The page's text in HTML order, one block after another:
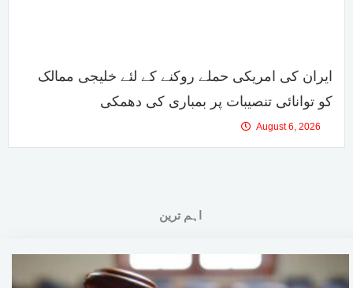
ایران کی امریکی حملے روکنے کے لئے خلیجی ممالک
کو توانائی تنصیبات پر بمباری کی دھمکی
August 6, 2026
اہم ترین